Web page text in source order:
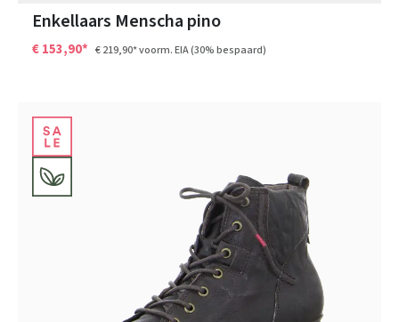
Enkellaars Menscha pino
€ 153,90* € 219,90*voorm. EIA(30% bespaard)